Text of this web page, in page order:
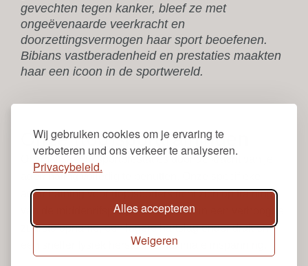
Wij gebruiken cookies om je ervaring te
verbeteren und ons verkeer te analyseren.
Privacybeleid.
Alles accepteren
Weigeren
gevechten tegen kanker, bleef ze met
ongeëvenaarde veerkracht en
doorzettingsvermogen haar sport beoefenen.
Bibians vastberadenheid en prestaties maakten
haar een icoon in de sportwereld.
Onze (top)sporttrainingen
Optimaliseer je sportprestaties door de kracht van je
ademhaling volledig te benutten. Onze specifieke
ademtraining voor (top)sporters richt zich op training
van de middenrifspier, wat resulteert in een verhoogde
zuurstofopname, een lagere hartslag onder druk en
een sneller fysiek herstel na maximale inspanning.